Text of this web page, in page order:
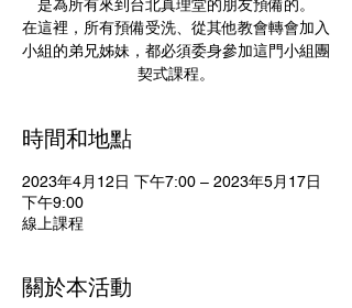
是為所有來到台北真理堂的朋友預備的。
在這裡，所有預備受洗、從其他教會轉會加入
小組的弟兄姊妹，都必須委身參加這門小組團
契式課程。
時間和地點
2023年4月12日 下午7:00 – 2023年5月17日
下午9:00
線上課程
關於本活動